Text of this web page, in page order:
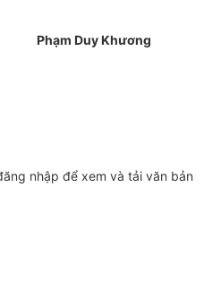
Phạm Duy Khương
nhập để xem và tải văn bản